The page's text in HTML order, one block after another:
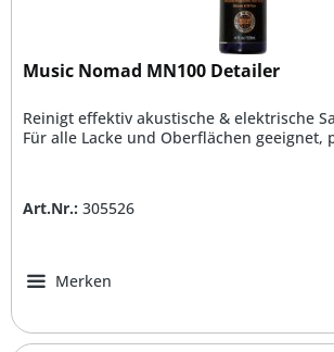
Music Nomad MN100 Detailer
Reinigt effektiv akustische & elektrische
Für alle Lacke und Oberflächen geeignet,
Art.Nr.: 305526
Merken